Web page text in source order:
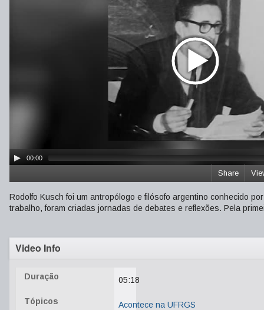
00:00
Share
Rodolfo Kusch foi um antropólogo e filósofo argentino conhecido
trabalho, foram criadas jornadas de debates e reflexões. Pela
Video Info
Duração 05:18
Tópicos Acontece na UFRGS